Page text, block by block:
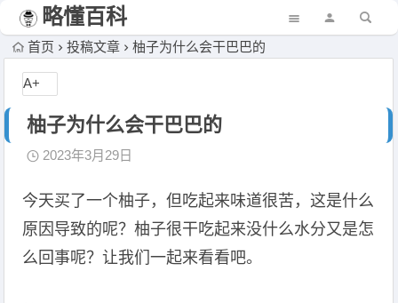
略懂百科
首页 投稿文章 柚子为什么会干巴巴的
柚子为什么会干巴巴的
2023年3月29日
今天买了一个柚子，但吃起来味道很苦，这是什么
原因导致的呢？柚子很干吃起来没什么水分又是怎
么回事呢？让我们一起来看看吧。
A+